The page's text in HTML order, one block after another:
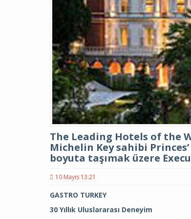
The Leading Hotels of the
Michelin Key sahibi
boyuta taşımak üzere
10 Mayıs 13:21
GASTRO TURKEY
30 Yıllık Uluslararası Deneyim